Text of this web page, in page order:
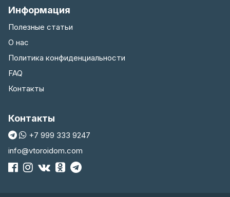
Информация
Полезные статьи
О нас
Политика конфиденциальности
FAQ
Контакты
Контакты
+7 999 333 9247
info@vtoroidom.com